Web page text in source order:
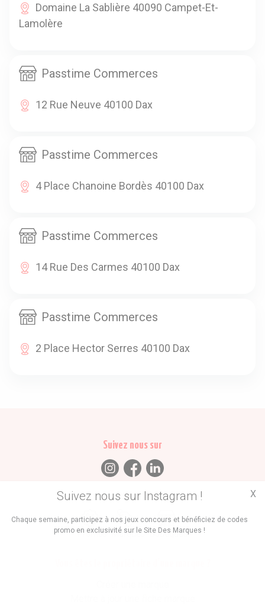
Domaine La Sablière 40090 Campet-Et-
Lamolère
Passtime Commerces
12 Rue Neuve 40100 Dax
Passtime Commerces
4 Place Chanoine Bordès 40100 Dax
Passtime Commerces
14 Rue Des Carmes 40100 Dax
Passtime Commerces
2 Place Hector Serres 40100 Dax
Suivez nous sur Instagram !
Chaque semaine, participez à nos jeux concours et bénéficiez de codes
promo en exclusivité sur le Site Des Marques !
X
Suivez nous sur
Trouvez des
Promos Marques Boutiques